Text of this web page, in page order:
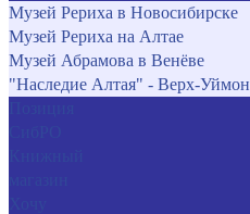
Музей Рериха в Новосибирске
Музей Рериха на Алтае
Музей Абрамова в Венёве
"Наследие Алтая" - Верх-Уймон